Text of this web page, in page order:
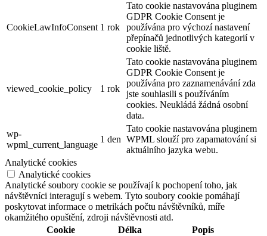
CookieLawInfoConsent 1 rok
Tato cookie nastavována pluginem
GDPR Cookie Consent je
používána pro výchozí nastavení
přepínačů jednotlivých kategorií v
cookie liště.
viewed_cookie_policy 1 rok
Tato cookie nastavována pluginem
GDPR Cookie Consent je
používána pro zaznamenávání zda
jste souhlasili s používáním
cookies. Neukládá žádná osobní
data.
wp-
wpml_current_language
1 den
Tato cookie nastavována pluginem
WPML slouží pro zapamatování si
aktuálního jazyka webu.
Analytické cookies
Analytické cookies
Analytické soubory cookie se používají k pochopení toho, jak
návštěvníci interagují s webem. Tyto soubory cookie pomáhají
poskytovat informace o metrikách počtu návštěvníků, míře
okamžitého opuštění, zdroji návštěvnosti atd.
Cookie
Délka Popis